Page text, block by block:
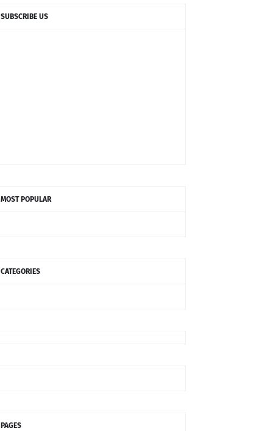
SUBSCRIBE US
MOST POPULAR
CATEGORIES
PAGES